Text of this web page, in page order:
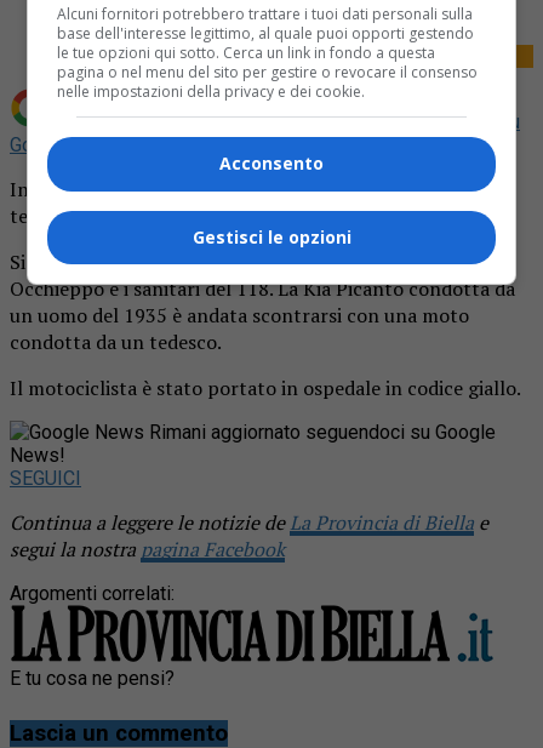
Aggiungi La Provincia di Biella come Fonte preferita su
Google
Incidente a Zubiena tra un’auto e una moto: ferito un
tedesco.
Sinistro stradale ieri a Zubiena. Sul posto i carabinieri di
Occhieppo e i sanitari del 118. La Kia Picanto condotta da
un uomo del 1935 è andata scontrarsi con una moto
condotta da un tedesco.
Il motociclista è stato portato in ospedale in codice giallo.
Rimani aggiornato seguendoci su Google
News!
SEGUICI
Continua a leggere le notizie deLa Provincia di Biella e
segui la nostra pagina Facebook
Argomenti correlati:
E tu cosa ne pensi?
Lascia un commento
Alcuni fornitori potrebbero trattare i tuoi dati personali sulla
base dell'interesse legittimo, al quale puoi opporti gestendo
le tue opzioni qui sotto. Cerca un link in fondo a questa
pagina o nel menu del sito per gestire o revocare il consenso
nelle impostazioni della privacy e dei cookie.
Acconsento
Gestisci le opzioni